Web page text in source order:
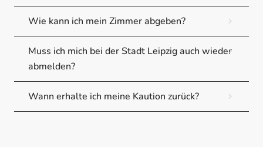
Wie kann ich mein Zimmer abgeben?
Muss ich mich bei der Stadt Leipzig auch wieder
abmelden?
Wann erhalte ich meine Kaution zurück?